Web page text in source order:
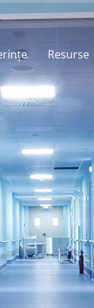
Resurse
Preț